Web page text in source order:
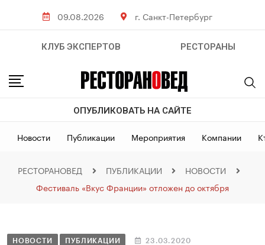
09.08.2026 г. Санкт-Петербург
КЛУБ ЭКСПЕРТОВ РЕСТОРАНЫ
ОПУБЛИКОВАТЬ НА САЙТЕ
Новости Публикации Мероприятия Компании
РЕСТОРАНОВЕД ПУБЛИКАЦИИ
НОВОСТИ
Фестиваль «Вкус Франции» отложен до октября
НОВОСТИ ПУБЛИКАЦИИ 23.03.2020